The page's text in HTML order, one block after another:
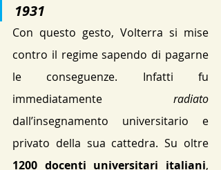
1931
Con questo gesto, Volterra si mise
contro il regime sapendo di pagarne
le conseguenze. Infatti fu
immediatamente
dall’insegnamento universitario e
1200 docenti universitari italiani,